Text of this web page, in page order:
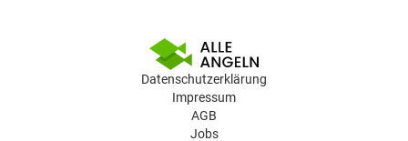
Datenschutzerklärung
Impressum
AGB
Jobs